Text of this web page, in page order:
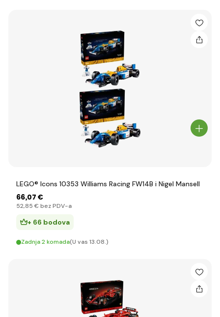
LEGO® Icons 10353 Williams Racing FW14B i Nigel Mansell
66,07 €
52,85 € bez PDV-a
+ 66 bodova
Zadnja 2 komada(U vas 13.08.)